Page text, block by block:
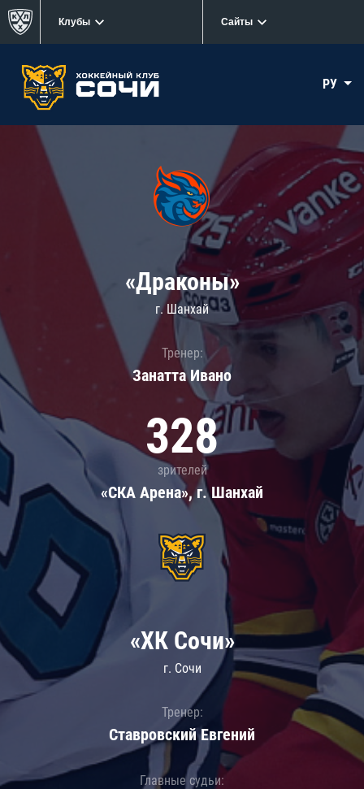
Клубы Сайты
РУ
«Драконы»
г. Шанхай
Тренер:
Занатта Иванo
328
зрителей
«СКА Арена», г. Шанхай
«ХК Сочи»
г. Сочи
Тренер:
Ставровский Евгений
Главные судьи: